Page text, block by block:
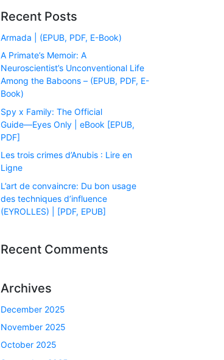
Recent Posts
Armada | (EPUB, PDF, E-Book)
A Primate’s Memoir: A
Neuroscientist’s Unconventional Life
Among the Baboons – (EPUB, PDF, E-
Book)
Spy x Family: The Official
Guide―Eyes Only | eBook [EPUB,
PDF]
Les trois crimes d’Anubis : Lire en
Ligne
L’art de convaincre: Du bon usage
des techniques d’influence
(EYROLLES) | [PDF, EPUB]
Recent Comments
Archives
December 2025
November 2025
October 2025